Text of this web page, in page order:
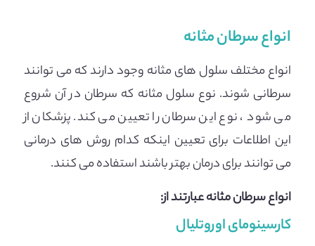
انواع سرطان مثانه
انواع مختلف سلول های مثانه وجود دارند که می توانند
سرطانی شوند. نوع سلول مثانه که سرطان در آن شروع
می شود ، نوع این سرطان را تعیین می کند. پزشکان از
این اطلاعات برای تعیین اینکه کدام روش های درمانی
می توانند برای درمان بهتر باشند استفاده می کنند.
انواع سرطان مثانه عبارتند از:
کارسینومای اوروتلیال